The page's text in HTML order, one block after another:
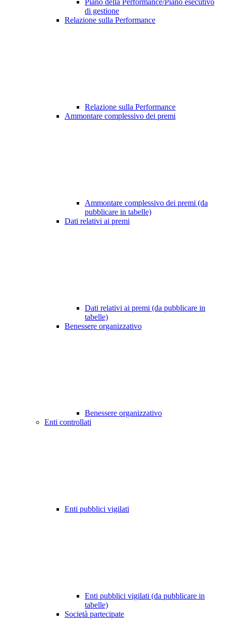
Piano della Performance/Piano esecutivo
di gestione
Relazione sulla Performance
Relazione sulla Performance
Ammontare complessivo dei premi
Ammontare complessivo dei premi (da
pubblicare in tabelle)
Dati relativi ai premi
Dati relativi ai premi (da pubblicare in
tabelle)
Benessere organizzativo
Benessere organizzativo
Enti controllati
Enti pubblici vigilati
Enti pubblici vigilati (da pubblicare in
tabelle)
Società partecipate